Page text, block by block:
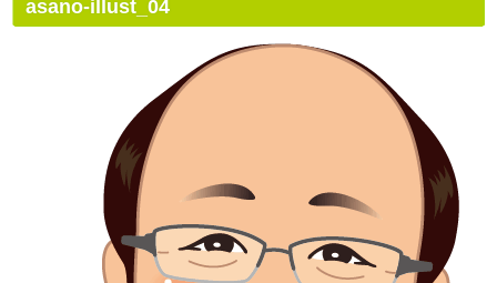
asano-illust_04